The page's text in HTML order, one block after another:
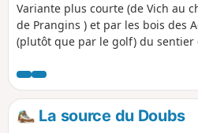
Variante plus courte (de Vich au
de Prangins ) et par les bois des
(plutôt que par le golf) du sentier
Serine, puis de la Promenthouse
La source du Doubs